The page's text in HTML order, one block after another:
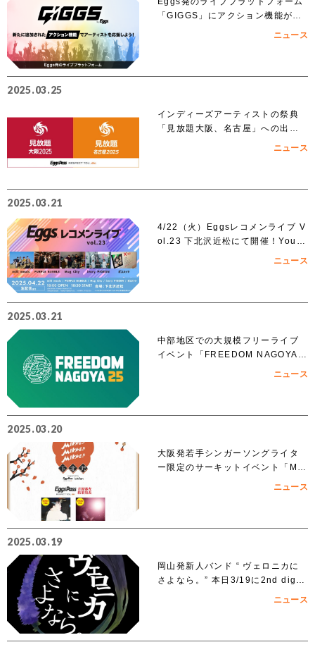
「GIGGS」にアクション機能が追
ニュース
2025.03.25
インディーズアーティストの祭典
「見放題大阪、名古屋」への出演
ニュース
2025.03.21
4/22（火）Eggsレコメンライブ V
ol.23 下北沢近松にて開催！YouT
ニュース
2025.03.21
中部地区での大規模フリーライブ
イベント「FREEDOM NAGOYA 2
ニュース
2025.03.20
大阪発若手シンガーソングライタ
ー限定のサーキットイベント「MIK
ニュース
2025.03.19
岡山発新人バンド “ ヴェロニカに
さよなら。” 本日3/19に2nd digit
ニュース